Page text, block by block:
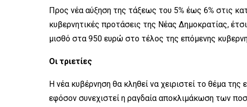
Προς νέα αύξηση της τάξεως του 5% έως 6% στις
κυβερνητικές προτάσεις της Νέας Δημοκρατίας,
μισθό στα 950 ευρώ στο τέλος της επόμενης
Οι τριετίες
Η νέα κυβέρνηση θα κληθεί να χειριστεί το θέμα
εφόσον συνεχιστεί η ραγδαία αποκλιμάκωση των